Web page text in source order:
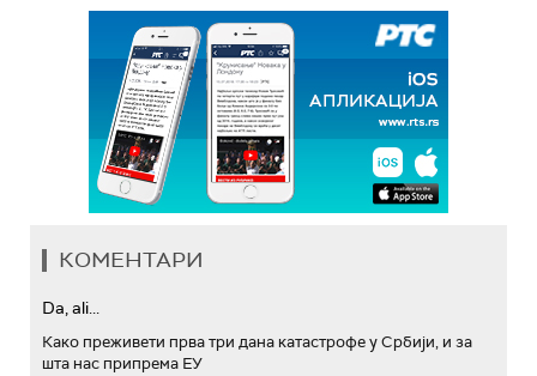
КОМЕНТАРИ
Da, ali...
Како преживети прва три дана катастрофе у Србији, и за
шта нас припрема ЕУ